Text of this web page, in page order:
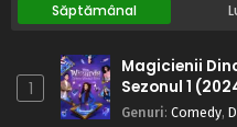
Săptămânal
1
Magicienii
Sezonul 1
Genuri: Comedy,